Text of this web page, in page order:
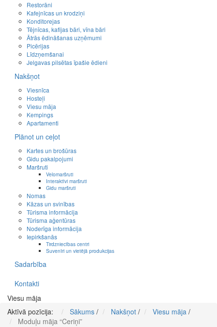
Restorāni
Kafejnīcas un krodziņi
Konditorejas
Tējnīcas, kafijas bāri, vīna bāri
Ātrās ēdināšanas uzņēmumi
Picērijas
Līdzņemšanai
Jelgavas pilsētas īpašie ēdieni
Nakšņot
Viesnīca
Hosteļi
Viesu māja
Kempings
Apartamenti
Plānot un ceļot
Kartes un brošūras
Gidu pakalpojumi
Maršruti
Velomaršruti
Interaktīvi maršruti
Gidu maršruti
Nomas
Kāzas un svinības
Tūrisma informācija
Tūrisma aģentūras
Noderīga informācija
Iepirkšanās
Tirdzniecības centri
Suvenīri un vietējā produkcijas
Sadarbība
Kontakti
Viesu māja
Aktīvā pozīcija:
Sākums / Nakšņot / Viesu māja /
Moduļu māja “Ceriņi”